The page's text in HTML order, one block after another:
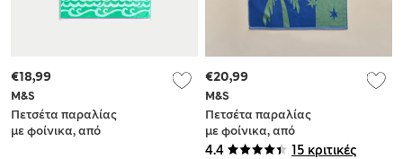
M&S
Πετσέτα παραλίας
με φοίνικα, από
€18,99
4.4 15 κριτικές
M&S
Πετσέτα παραλίας
με φοίνικα, από
100% βαμβάκι
€20,99